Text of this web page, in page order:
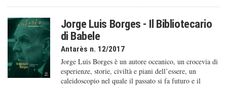
Jorge Luis Borges - Il Bibliotecario
di Babele
Antarès n. 12/2017
Jorge Luis Borges è un autore oceanico, un crocevia di
esperienze, storie, civiltà e piani dell’essere, un
caleido­scopio nel quale il passato si fa futuro e il